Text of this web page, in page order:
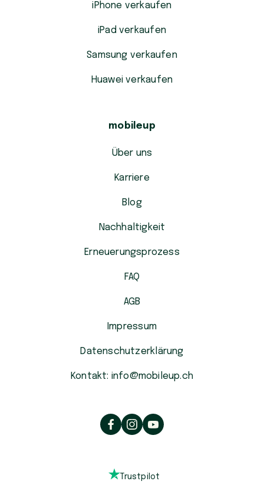
iPhone verkaufen
iPad verkaufen
Samsung verkaufen
Huawei verkaufen
mobileup
Über uns
Karriere
Blog
Nachhaltigkeit
Erneuerungsprozess
FAQ
AGB
Impressum
Datenschutzerklärung
Kontakt: info@mobileup.ch
Trustpilot